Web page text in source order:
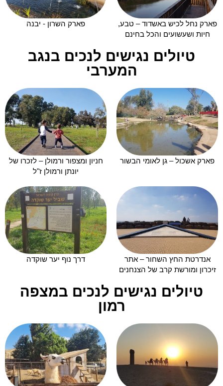
פארק נחל לכיש באשדוד – טבע,
חיות ושעשועים והכל בחינם
פארק השרון - יבנה
טיולים נגישים לנכים בנגב
המערבי
פארק אשכול – גן לאומי הבשור
חניון ומצפור ורמולן – לזכרו של
יונתן ורמולן ז"ל
אנדרטת החץ השחור – אתר
זיכרון ומורשת קרב של הצנחנים
דרך נוף יער שוקדה
טיולים נגישים לנכים במצפה
רמון